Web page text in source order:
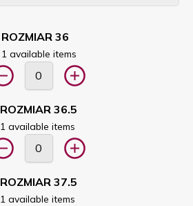
ROZMIAR 36
1 available items
ROZMIAR 36.5
1 available items
ROZMIAR 37.5
1 available items